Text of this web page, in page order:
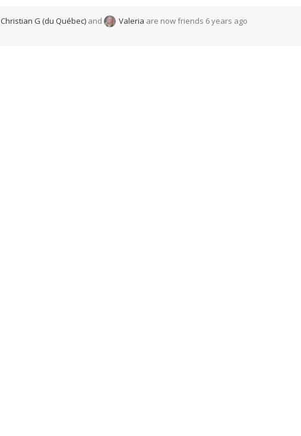
Christian G (du Québec) and Valeria are now friends 6 years ago